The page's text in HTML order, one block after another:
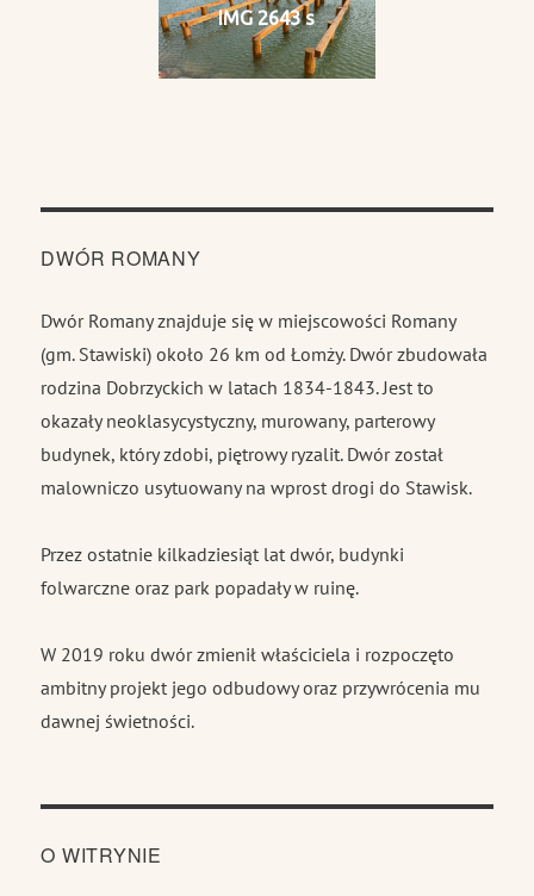
IMG 2643 s
DWÓR ROMANY
Dwór Romany znajduje się w miejscowości Romany
(gm. Stawiski) około 26 km od Łomży. Dwór zbudowała
rodzina Dobrzyckich w latach 1834-1843. Jest to
okazały neoklasycystyczny, murowany, parterowy
budynek, który zdobi, piętrowy ryzalit. Dwór został
malowniczo usytuowany na wprost drogi do Stawisk.
Przez ostatnie kilkadziesiąt lat dwór, budynki
folwarczne oraz park popadały w ruinę.
W 2019 roku dwór zmienił właściciela i rozpoczęto
ambitny projekt jego odbudowy oraz przywrócenia mu
dawnej świetności.
O WITRYNIE